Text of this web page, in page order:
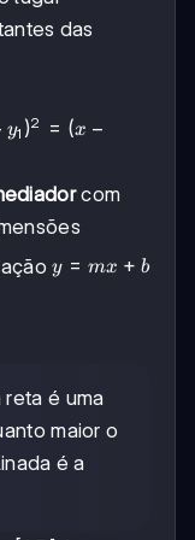
das
y1 )2 = (x −
com
y
y = mx + b
é uma
maior o
é a